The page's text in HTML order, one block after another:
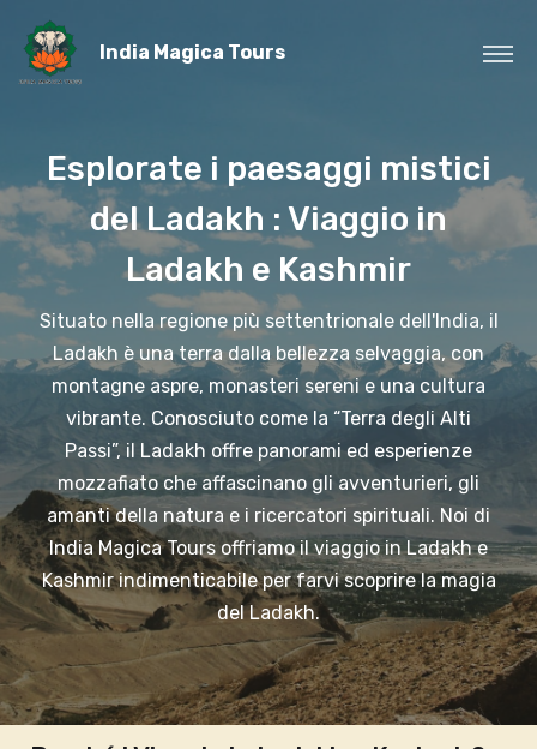
India Magica Tours
Esplorate i paesaggi mistici
del Ladakh : Viaggio in
Ladakh e Kashmir
Situato nella regione più settentrionale dell'India, il
Ladakh è una terra dalla bellezza selvaggia, con
montagne aspre, monasteri sereni e una cultura
vibrante. Conosciuto come la “Terra degli Alti
Passi”, il Ladakh offre panorami ed esperienze
mozzafiato che affascinano gli avventurieri, gli
amanti della natura e i ricercatori spirituali. Noi di
India Magica Tours offriamo il viaggio in Ladakh e
Kashmir indimenticabile per farvi scoprire la magia
del Ladakh.